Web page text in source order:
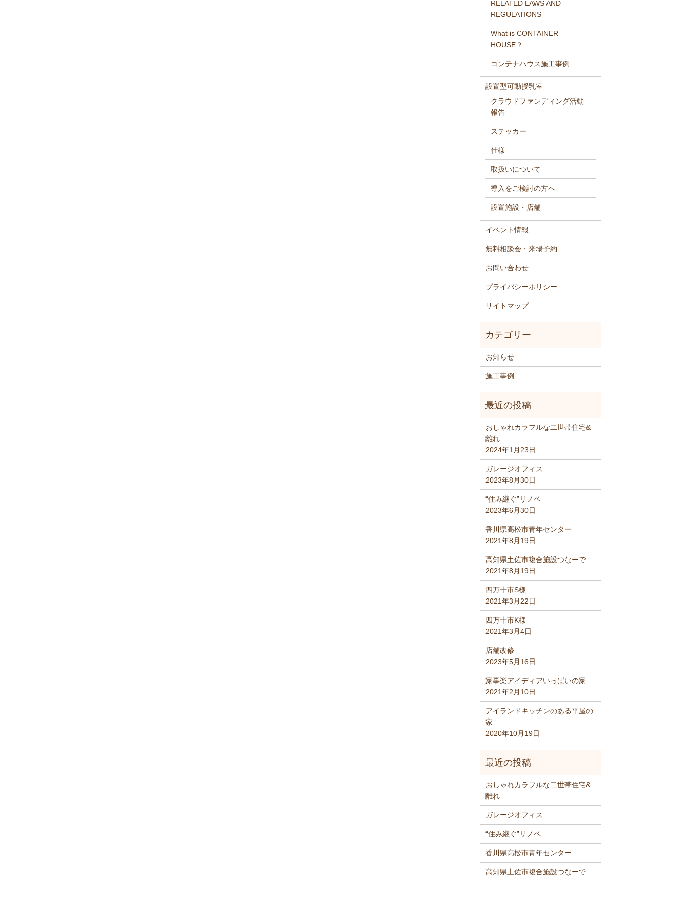
RELATED LAWS AND
REGULATIONS
What is CONTAINER
HOUSE？
コンテナハウス施工事例
設置型可動授乳室
クラウドファンディング活動
報告
ステッカー
仕様
取扱いについて
導入をご検討の方へ
設置施設・店舗
イベント情報
無料相談会・来場予約
お問い合わせ
プライバシーポリシー
サイトマップ
お知らせ
施工事例
おしゃれカラフルな二世帯住宅&
離れ
2024年1月23日
ガレージオフィス
2023年8月30日
“住み継ぐ”リノベ
2023年6月30日
香川県高松市青年センター
2021年8月19日
高知県土佐市複合施設つなーで
2021年8月19日
四万十市S様
2021年3月22日
四万十市K様
2021年3月4日
店舗改修
2023年5月16日
家事楽アイディアいっぱいの家
2021年2月10日
アイランドキッチンのある平屋の
家
2020年10月19日
おしゃれカラフルな二世帯住宅&
離れ
ガレージオフィス
“住み継ぐ”リノベ
香川県高松市青年センター
高知県土佐市複合施設つなーで